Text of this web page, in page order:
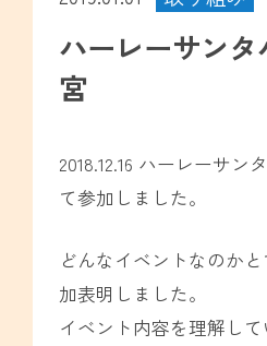
ハーレーサン
宮
2018.12.16 ハーレーサン
て参加しました。
どんなイベントなのか
加表明しました。
イベント内容を理解し